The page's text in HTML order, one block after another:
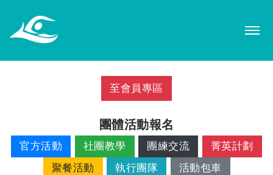
至會員專區
團體活動報名
官方活動 社團教學 團練交流
菁英計劃
聚餐活動
執行團隊 活動包車